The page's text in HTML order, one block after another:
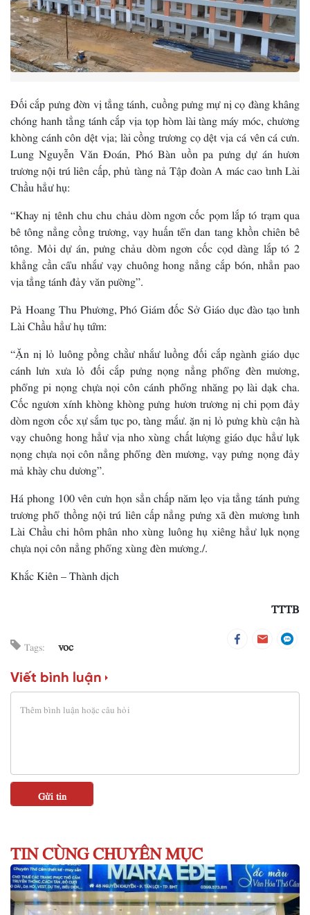
Đối cắp pưng đờn vị tẳng tánh, cuồng pưng mự nị cọ đàng khâng
chóng hanh tẳng tánh cắp vịa tọp hòm lài tàng máy móc, chương
khòng cánh côn dệt vịa; lài cồng trương cọ dệt vịa cá vên cá cưn.
Lung Nguyễn Văn Đoán, Phó Bàn uồn pa pưng dự án hươn
trương nội trú liên cấp, phủ tàng nả Tập đoàn A mác cao tỉnh Lài
Chầu hẳư hụ:
“Khay nị tênh chu chu chảu dòm ngơn cốc pọm lắp tó trạm qua
bê tông nẳng cồng trương, vạy huấn tển dan tang khồn chiên bê
tông. Mỏi dự án, pưng chảu dòm ngơn cốc cọd dàng lắp tó 2
khẳng cần cẩu nhắư vạy chuông hong nẳng cắp bón, nhẳn pao
vịa tẳng tánh đảy văn pường”.
Pả Hoang Thu Phương, Phó Giám đốc Sở Giáo dục đào tạo tỉnh
Lài Chầu hẳư hụ tứm:
“Ặn nị lỏ luông pồng chằư nhắư luồng đối cắp ngành giáo dục
cánh lưn xưa lỏ đối cắp pưng nọng nẳng phổng đèn mương,
phổng pi nọng chựa nọi côn cánh phổng nhăng pọ lài dạk cha.
Cốc ngươn xính khòng khòng pưng hươn trương nị chi pọm đảy
dòm ngơn cốc xự sắm tục po, tàng mắư. ặn nị lỏ pưng khù cận hà
vạy chuông hong hẳư vịa nho xùng chất lượng giáo dục hẳư lụk
nọng chựa nọi côn nẳng phổng đèn mương, vạy pưng nọng đảy
mả khày chu dương”.
Há phong 100 vên cưn họn sẳn chấp năm lẹo vịa tẳng tánh pưng
trương phổ thồng nội trú liên cấp nẳng pưng xã đèn mương tỉnh
Lài Chầu chi hôm phân nho xùng luông hụ xiêng hẳư lụk nọng
chựa nọi côn nẳng phổng xùng đèn mương./.
Khắc Kiên – Thành dịch
TTTB
Tags: voc
Viết bình luận
TIN CÙNG CHUYÊN MỤC